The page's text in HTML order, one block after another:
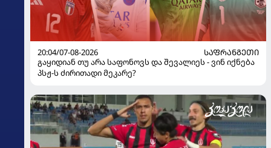
20:04/07-08-2026
ᲡᲐᲤᲠᲐᲜᲒᲔᲗᲘ
გაყიდიან თუ არა საფონოვს და შევალიეს - ვინ იქნება
პსჟ-ს ძირითადი მეკარე?